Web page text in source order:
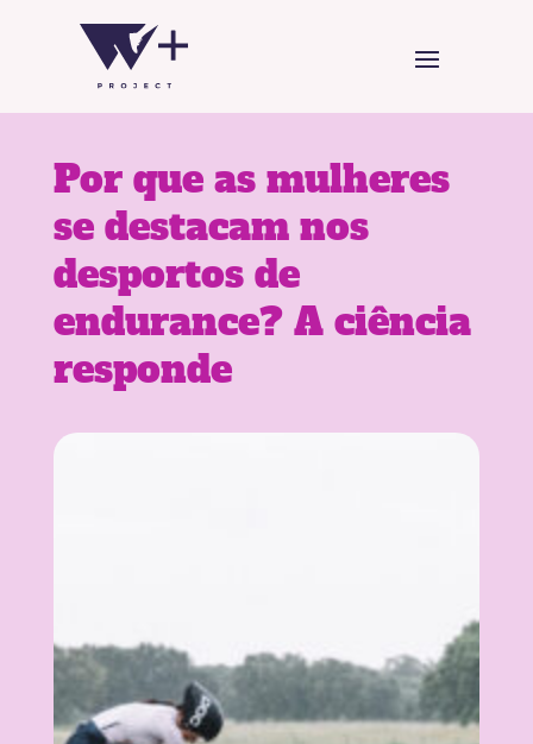
Por que as mulheres
se destacam nos
desportos de
endurance? A ciência
responde